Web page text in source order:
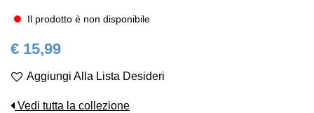
Il prodotto è non disponibile
€ 15,99
Aggiungi Alla Lista Desideri
Vedi tutta la collezione